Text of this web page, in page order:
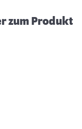
zum Produkt